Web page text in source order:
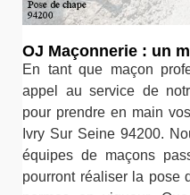
OJ Maçonnerie : un
En tant que maçon
appel au service de
pour prendre en main
Ivry Sur Seine 94200.
équipes de maçons
pourront réaliser la pose